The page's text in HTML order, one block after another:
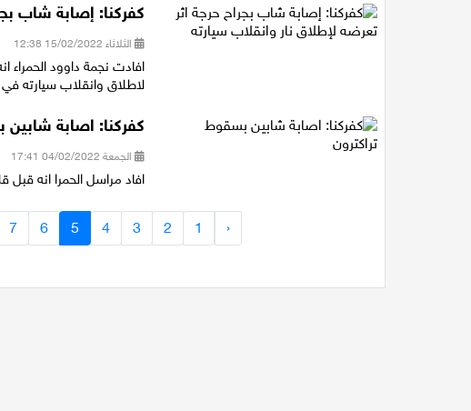
كفركنا: إصابة شاب
الثلاثاء 15/02/2022 12:38
افادت نجمة داوود الحمراء
لاطلاق وانقلاب سيارته
كفركنا: اصابة
الجمعة 04/02/2022 17:41
افاد مراسل الحمرا انه قبل
‹
1
2
3
4
5
6
7